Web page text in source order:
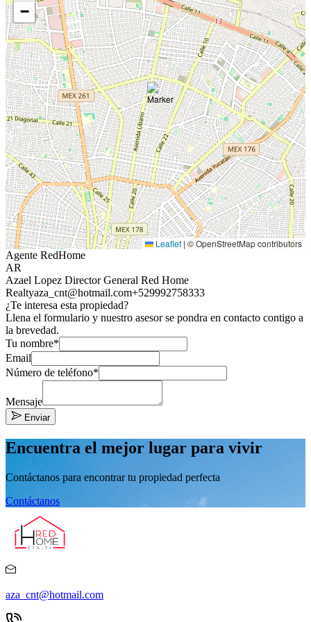
−
Leaflet | © OpenStreetMap contributors
Agente RedHome
AR
Azael Lopez Director General Red Home
Realtyaza_cnt@hotmail.com+529992758333
¿Te interesa esta propiedad?
Llena el formulario y nuestro asesor se pondra en contacto contigo a
la brevedad.
Tu nombre*
Email
Número de teléfono*
Mensaje
Enviar
Encuentra el mejor lugar para vivir
Contáctanos para encontrar tu propiedad perfecta
Contáctanos
aza_cnt@hotmail.com